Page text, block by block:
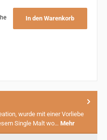
In den Warenkorb
wurde mit einer Vorliebe
Single Malt wo… Mehr